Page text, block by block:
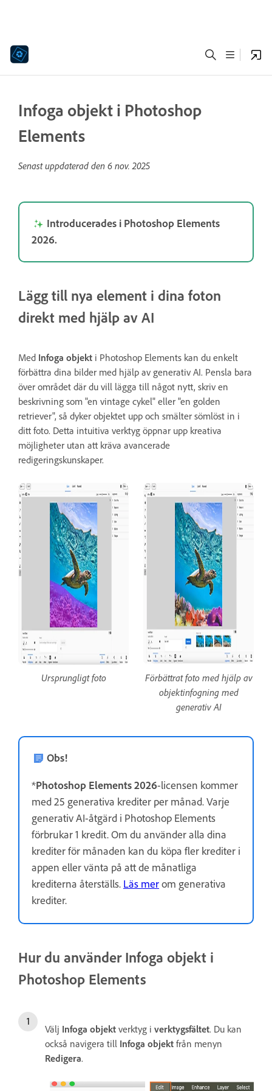
Infoga objekt i Photoshop
Elements
Senast uppdaterad den 6 nov. 2025
Introducerades i Photoshop Elements
2026.
Lägg till nya element i dina foton
direkt med hjälp av AI
Med Infoga objekt i Photoshop Elements kan du enkelt
förbättra dina bilder med hjälp av generativ AI. Pensla bara
över området där du vill lägga till något nytt, skriv en
beskrivning som "en vintage cykel" eller "en golden
retriever", så dyker objektet upp och smälter sömlöst in i
ditt foto. Detta intuitiva verktyg öppnar upp kreativa
möjligheter utan att kräva avancerade
redigeringskunskaper.
Ursprungligt foto
Förbättrat foto med hjälp av
objektinfogning med
generativ AI
Obs!
*Photoshop Elements 2026-licensen kommer
med 25 generativa krediter per månad. Varje
generativ AI-åtgärd i Photoshop Elements
förbrukar 1 kredit. Om du använder alla dina
krediter för månaden kan du köpa fler krediter i
appen eller vänta på att de månatliga
krediterna återställs. Läs merom generativa
krediter.
Hur du använder Infoga objekt i
Photoshop Elements
Välj Infoga objekt verktyg i verktygsfältet. Du kan
också navigera till Infoga objekt från menyn
Redigera.